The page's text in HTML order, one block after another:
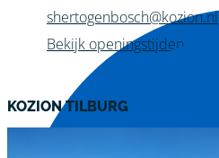
shertogenbosch@kozion.nl
Bekijk openingstijden
KOZION TILBURG